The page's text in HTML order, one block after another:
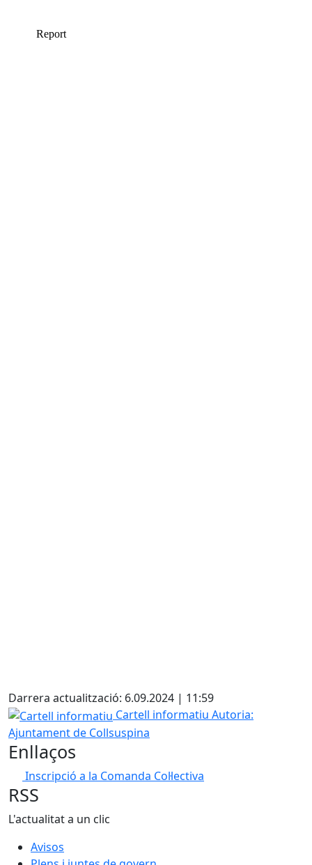
Darrera actualització: 6.09.2024 | 11:59
Cartell informatiu
Cartell informatiu Autoria:
Ajuntament de Collsuspina
Enllaços
Inscripció a la Comanda Col·lectiva
RSS
L'actualitat a un clic
Avisos